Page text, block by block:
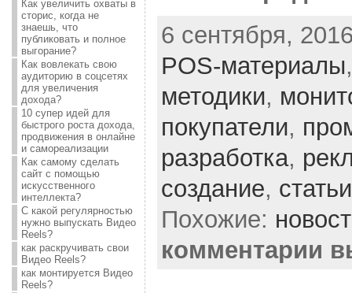
Как увеличить охваты в
сторис, когда не
знаешь, что
публиковать и полное
выгорание?
Как вовлекать свою
аудиторию в соцсетях
для увеличения
дохода?
10 супер идей для
быстрого роста дохода,
продвижения в онлайне
и самореализации
Как самому сделать
сайт с помощью
искусственного
интеллекта?
С какой регулярностью
нужно выпускать Видео
Reels?
как раскручивать свои
Видео Reels?
как монтируется Видео
Reels?
6 сентября,
POS-материалы
методики,
покупатели,
разработка,
создание, статьи
Похожие:
комментарии